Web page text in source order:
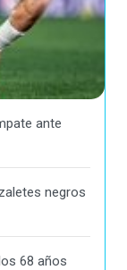
ante
negros
68 años